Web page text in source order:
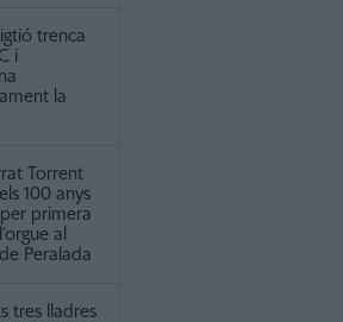
trenca
i
la
Torrent
100 anys
primera
al
Peralada
tres lladres